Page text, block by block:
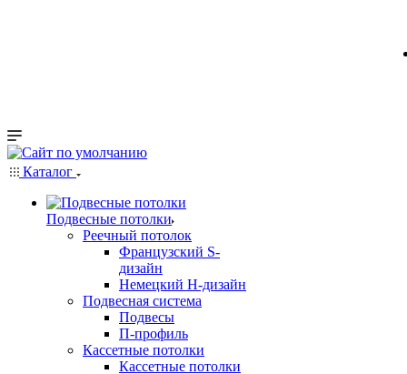
Каталог
Подвесные потолки
Реечный потолок
Французский S-
дизайн
Немецкий H-дизайн
Подвесная система
Подвесы
П-профиль
Кассетные потолки
Кассетные потолки